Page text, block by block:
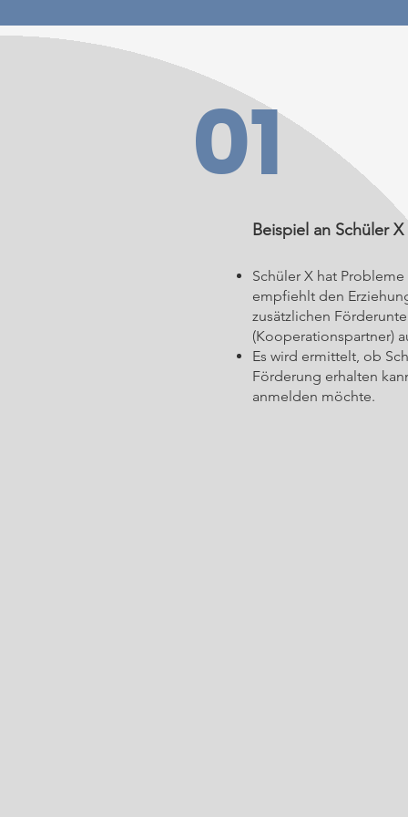
01
Beispiel an Schüler X
Schüler X hat
empfiehlt den
zusätzlichen
(Kooperationspartner)
Es wird ermittelt, ob
Förderung erhalten
anmelden möchte.